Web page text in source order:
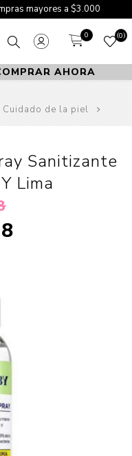
mayores a $3.000
0 0
AHORA
Cuidado de la piel
Sanitizante
Lima